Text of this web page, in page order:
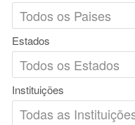
Estados
Instituições